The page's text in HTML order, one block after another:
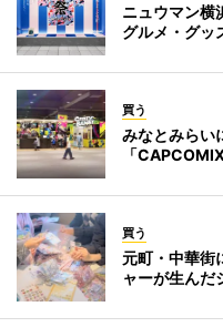
ニュウマン
グルメ・グッ
買う
みなとみらい
「CAPCOMIX
買う
元町・中華
ャーが生んだ